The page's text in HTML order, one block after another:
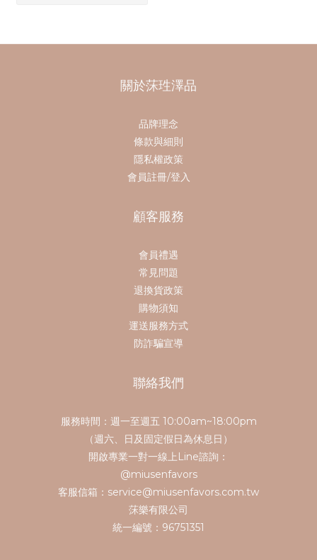
關於莯珄澤品
品牌理念
條款與細則
隱私權政策
會員註冊/登入
顧客服務
會員禮遇
常見問題
退換貨政策
購物須知
運送服務方式
防詐騙宣導
聯絡我們
服務時間：週一至週五 10:00am~18:00pm
（週六、日及固定假日為休息日）
開啟專業一對一線上Line諮詢：
@miusenfavors
客服信箱：service@miusenfavors.com.tw
莯樂有限公司
統一編號：96751351